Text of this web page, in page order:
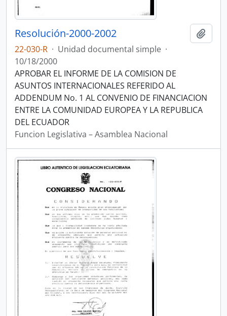
Resolución-2000-2002
22-030-R · Unidad documental simple ·
10/18/2000
APROBAR EL INFORME DE LA COMISION DE
ASUNTOS INTERNACIONALES REFERIDO AL
ADDENDUM No. 1 AL CONVENIO DE FINANCIACION
ENTRE LA COMUNIDAD EUROPEA Y LA REPUBLICA
DEL ECUADOR
Funcion Legislativa – Asamblea Nacional